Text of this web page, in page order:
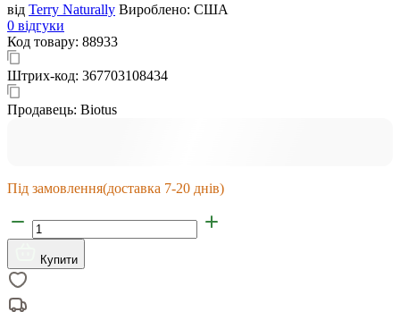
від Terry Naturally Вироблено: США
0 відгуки
Код товару: 88933
Штрих-код: 367703108434
Продавець: Biotus
Під замовлення(доставка 7-20 днів)
Купити